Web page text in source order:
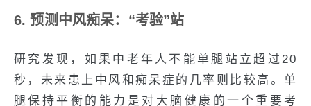
6. 预测中风痴呆：“考验”站
研究发现，如果中老年人不能单腿站立超过20
秒，未来患上中风和痴呆症的几率则比较高。单
腿保持平衡的能力是对大脑健康的一个重要考